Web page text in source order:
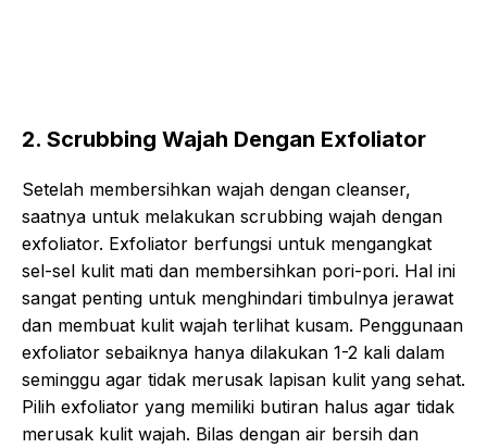
2. Scrubbing Wajah Dengan Exfoliator
Setelah membersihkan wajah dengan cleanser,
saatnya untuk melakukan scrubbing wajah dengan
exfoliator. Exfoliator berfungsi untuk mengangkat
sel-sel kulit mati dan membersihkan pori-pori. Hal ini
sangat penting untuk menghindari timbulnya jerawat
dan membuat kulit wajah terlihat kusam. Penggunaan
exfoliator sebaiknya hanya dilakukan 1-2 kali dalam
seminggu agar tidak merusak lapisan kulit yang sehat.
Pilih exfoliator yang memiliki butiran halus agar tidak
merusak kulit wajah. Bilas dengan air bersih dan